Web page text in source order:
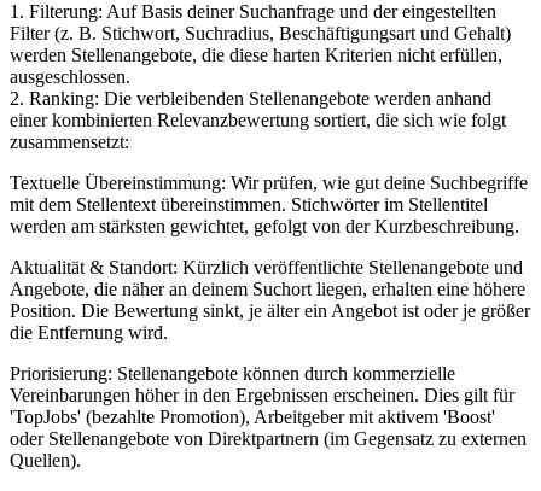
1. Filterung: Auf Basis deiner Suchanfrage und der eingestellten
Filter (z. B. Stichwort, Suchradius, Beschäftigungsart und Gehalt)
werden Stellenangebote, die diese harten Kriterien nicht erfüllen,
ausgeschlossen.
2. Ranking: Die verbleibenden Stellenangebote werden anhand
einer kombinierten Relevanzbewertung sortiert, die sich wie folgt
zusammensetzt:
Textuelle Übereinstimmung: Wir prüfen, wie gut deine Suchbegriffe
mit dem Stellentext übereinstimmen. Stichwörter im Stellentitel
werden am stärksten gewichtet, gefolgt von der Kurzbeschreibung.
Aktualität & Standort: Kürzlich veröffentlichte Stellenangebote und
Angebote, die näher an deinem Suchort liegen, erhalten eine höhere
Position. Die Bewertung sinkt, je älter ein Angebot ist oder je größer
die Entfernung wird.
Priorisierung: Stellenangebote können durch kommerzielle
Vereinbarungen höher in den Ergebnissen erscheinen. Dies gilt für
'TopJobs' (bezahlte Promotion), Arbeitgeber mit aktivem 'Boost'
oder Stellenangebote von Direktpartnern (im Gegensatz zu externen
Quellen).